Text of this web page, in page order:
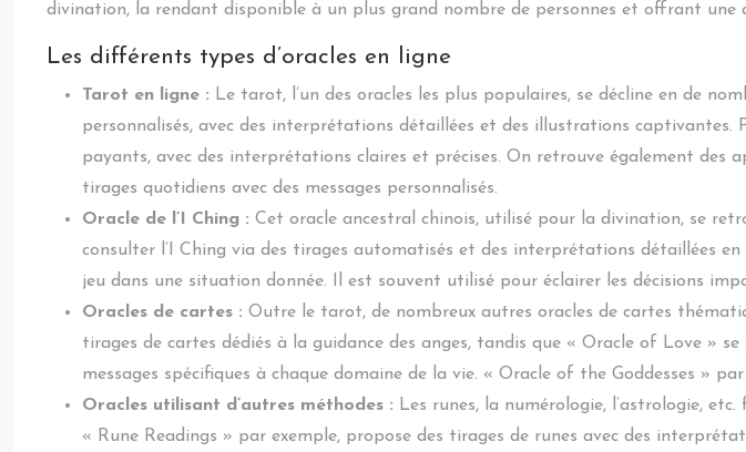
divination, la rendant disponible à un plus grand nombre de personnes et offrant une
Les différents types d’oracles en ligne
Tarot en ligne : Le tarot, l’un des oracles les plus populaires, se décline en de
personnalisés, avec des interprétations détaillées et des illustrations
payants, avec des interprétations claires et précises. On retrouve également des
tirages quotidiens avec des messages personnalisés.
Oracle de l’I Ching : Cet oracle ancestral chinois, utilisé pour la divination, se
consulter l’I Ching via des tirages automatisés et des interprétations détaillées
jeu dans une situation donnée. Il est souvent utilisé pour éclairer les décisions
Oracles de cartes : Outre le tarot, de nombreux autres oracles de cartes
tirages de cartes dédiés à la guidance des anges, tandis que « Oracle of Love »
messages spécifiques à chaque domaine de la vie. « Oracle of the Goddesses »
Oracles utilisant d’autres méthodes : Les runes, la numérologie, l’astrologie,
« Rune Readings » par exemple, propose des tirages de runes avec des